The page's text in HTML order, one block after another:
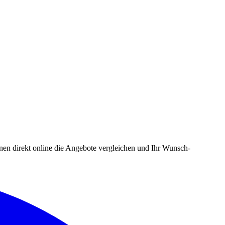
direkt online die Angebote vergleichen und Ihr Wunsch-